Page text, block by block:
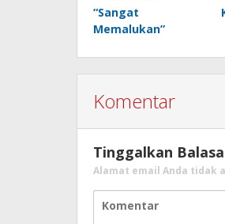
“Sangat
Memalukan”
Komentar
Tinggalkan
Alamat email Anda tidak